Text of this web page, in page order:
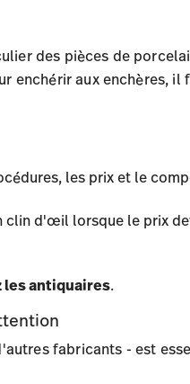
des pièces de
enchérir aux enchères, il
les prix et le
clin d'œil lorsque le prix
les antiquaires.
fabricants - est